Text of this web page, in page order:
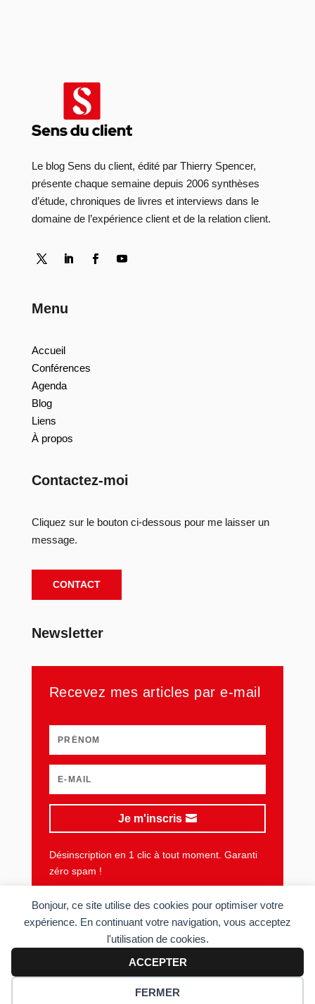
Bonjour, ce site utilise des cookies pour optimiser votre
expérience. En continuant votre navigation, vous acceptez
l'utilisation de cookies.
ACCEPTER
FERMER
Le blog Sens du client, édité par Thierry Spencer,
présente chaque semaine depuis 2006 synthèses
d’étude, chroniques de livres et interviews dans le
domaine de l’expérience client et de la relation client.
Menu
Accueil
Conférences
Agenda
Blog
Liens
À propos
Contactez-moi
Cliquez sur le bouton ci-dessous pour me laisser un
message.
CONTACT
Newsletter
Recevez mes articles par e-mail
Je m'inscris
Désinscription en 1 clic à tout moment. Garanti
zéro spam !
Plan du site Mentions légales Vie privée
Copyright © 2006-2026 Sens du client. Tous droits réservés.
Réalisé par Acolyte